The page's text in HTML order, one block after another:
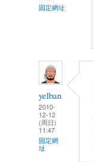
固定網址
yelban
2010-
12-12
(周日)
11:47
固定網
址